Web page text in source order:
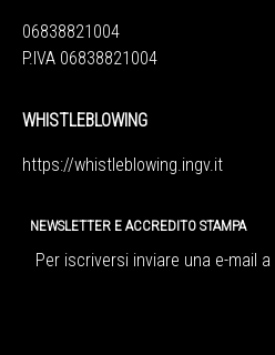
06838821004
P.IVA 06838821004
WHISTLEBLOWING
https://whistleblowing.ingv.it
NEWSLETTER E ACCREDITO STAMPA
Per iscriversi inviare una e-mail a